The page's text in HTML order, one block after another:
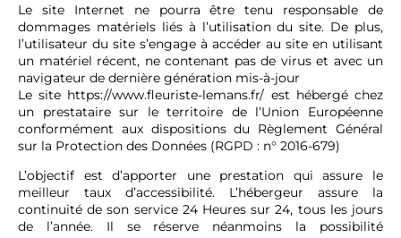
Le site Internet ne pourra être tenu responsable de
dommages matériels liés à l’utilisation du site. De plus,
l’utilisateur du site s’engage à accéder au site en utilisant
un matériel récent, ne contenant pas de virus et avec un
navigateur de dernière génération mis-à-jour
Le site https://www.fleuriste-lemans.fr/ est hébergé chez
un prestataire sur le territoire de l’Union Européenne
conformément aux dispositions du Règlement Général
sur la Protection des Données (RGPD : n° 2016-679)
L’objectif est d’apporter une prestation qui assure le
meilleur taux d’accessibilité. L’hébergeur assure la
continuité de son service 24 Heures sur 24, tous les jours
de l’année. Il se réserve néanmoins la possibilité